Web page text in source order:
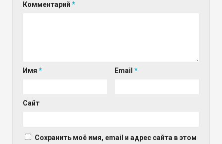
Комментарий *
Имя * Email*
Сайт
Сохранить моё имя, email и адрес сайта в этом